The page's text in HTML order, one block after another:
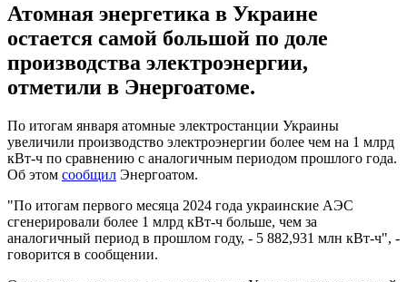
Атомная энергетика в Украине
остается самой большой по доле
производства электроэнергии,
отметили в Энергоатоме.
По итогам января атомные электростанции Украины
увеличили производство электроэнергии более чем на 1 млрд
кВт-ч по сравнению с аналогичным периодом прошлого года.
Об этом сообщил Энергоатом.
"По итогам первого месяца 2024 года украинские АЭС
сгенерировали более 1 млрд кВт-ч больше, чем за
аналогичный период в прошлом году, - 5 882,931 млн кВт-ч", -
говорится в сообщении.